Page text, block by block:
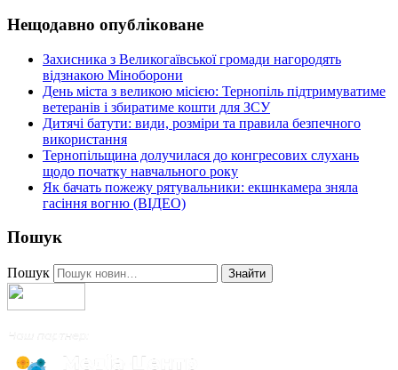
Нещодавно опубліковане
Захисника з Великогаївської громади нагородять
відзнакою Міноборони
День міста з великою місією: Тернопіль підтримуватиме
ветеранів і збиратиме кошти для ЗСУ
Дитячі батути: види, розміри та правила безпечного
використання
Тернопільщина долучилася до конгресових слухань
щодо початку навчального року
Як бачать пожежу рятувальники: екшнкамера зняла
гасіння вогню (ВІДЕО)
Пошук
Пошук Знайти